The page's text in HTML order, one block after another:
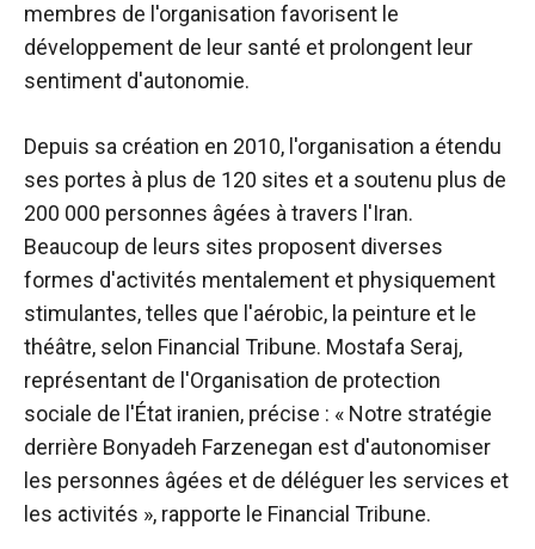
membres de l'organisation favorisent le
développement de leur santé et prolongent leur
sentiment d'autonomie.
Depuis sa création en 2010, l'organisation a étendu
ses portes à plus de 120 sites et a soutenu plus de
200 000 personnes âgées à travers l'Iran.
Beaucoup de leurs sites proposent diverses
formes d'activités mentalement et physiquement
stimulantes, telles que l'aérobic, la peinture et le
théâtre, selon Financial Tribune. Mostafa Seraj,
représentant de l'Organisation de protection
sociale de l'État iranien, précise : « Notre stratégie
derrière Bonyadeh Farzenegan est d'autonomiser
les personnes âgées et de déléguer les services et
les activités », rapporte le Financial Tribune.